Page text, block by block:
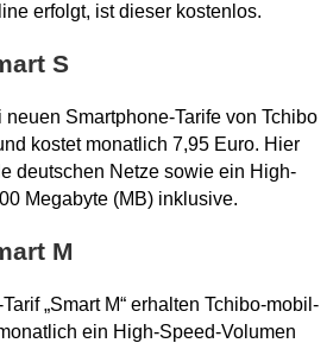
erfolgt, ist dieser kostenlos.
S
Smartphone-Tarife von Tchibo
kostet monatlich 7,95 Euro. Hier
deutschen Netze sowie ein High-
Megabyte (MB) inklusive.
M
„Smart M“ erhalten Tchibo-mobil-
ein High-Speed-Volumen